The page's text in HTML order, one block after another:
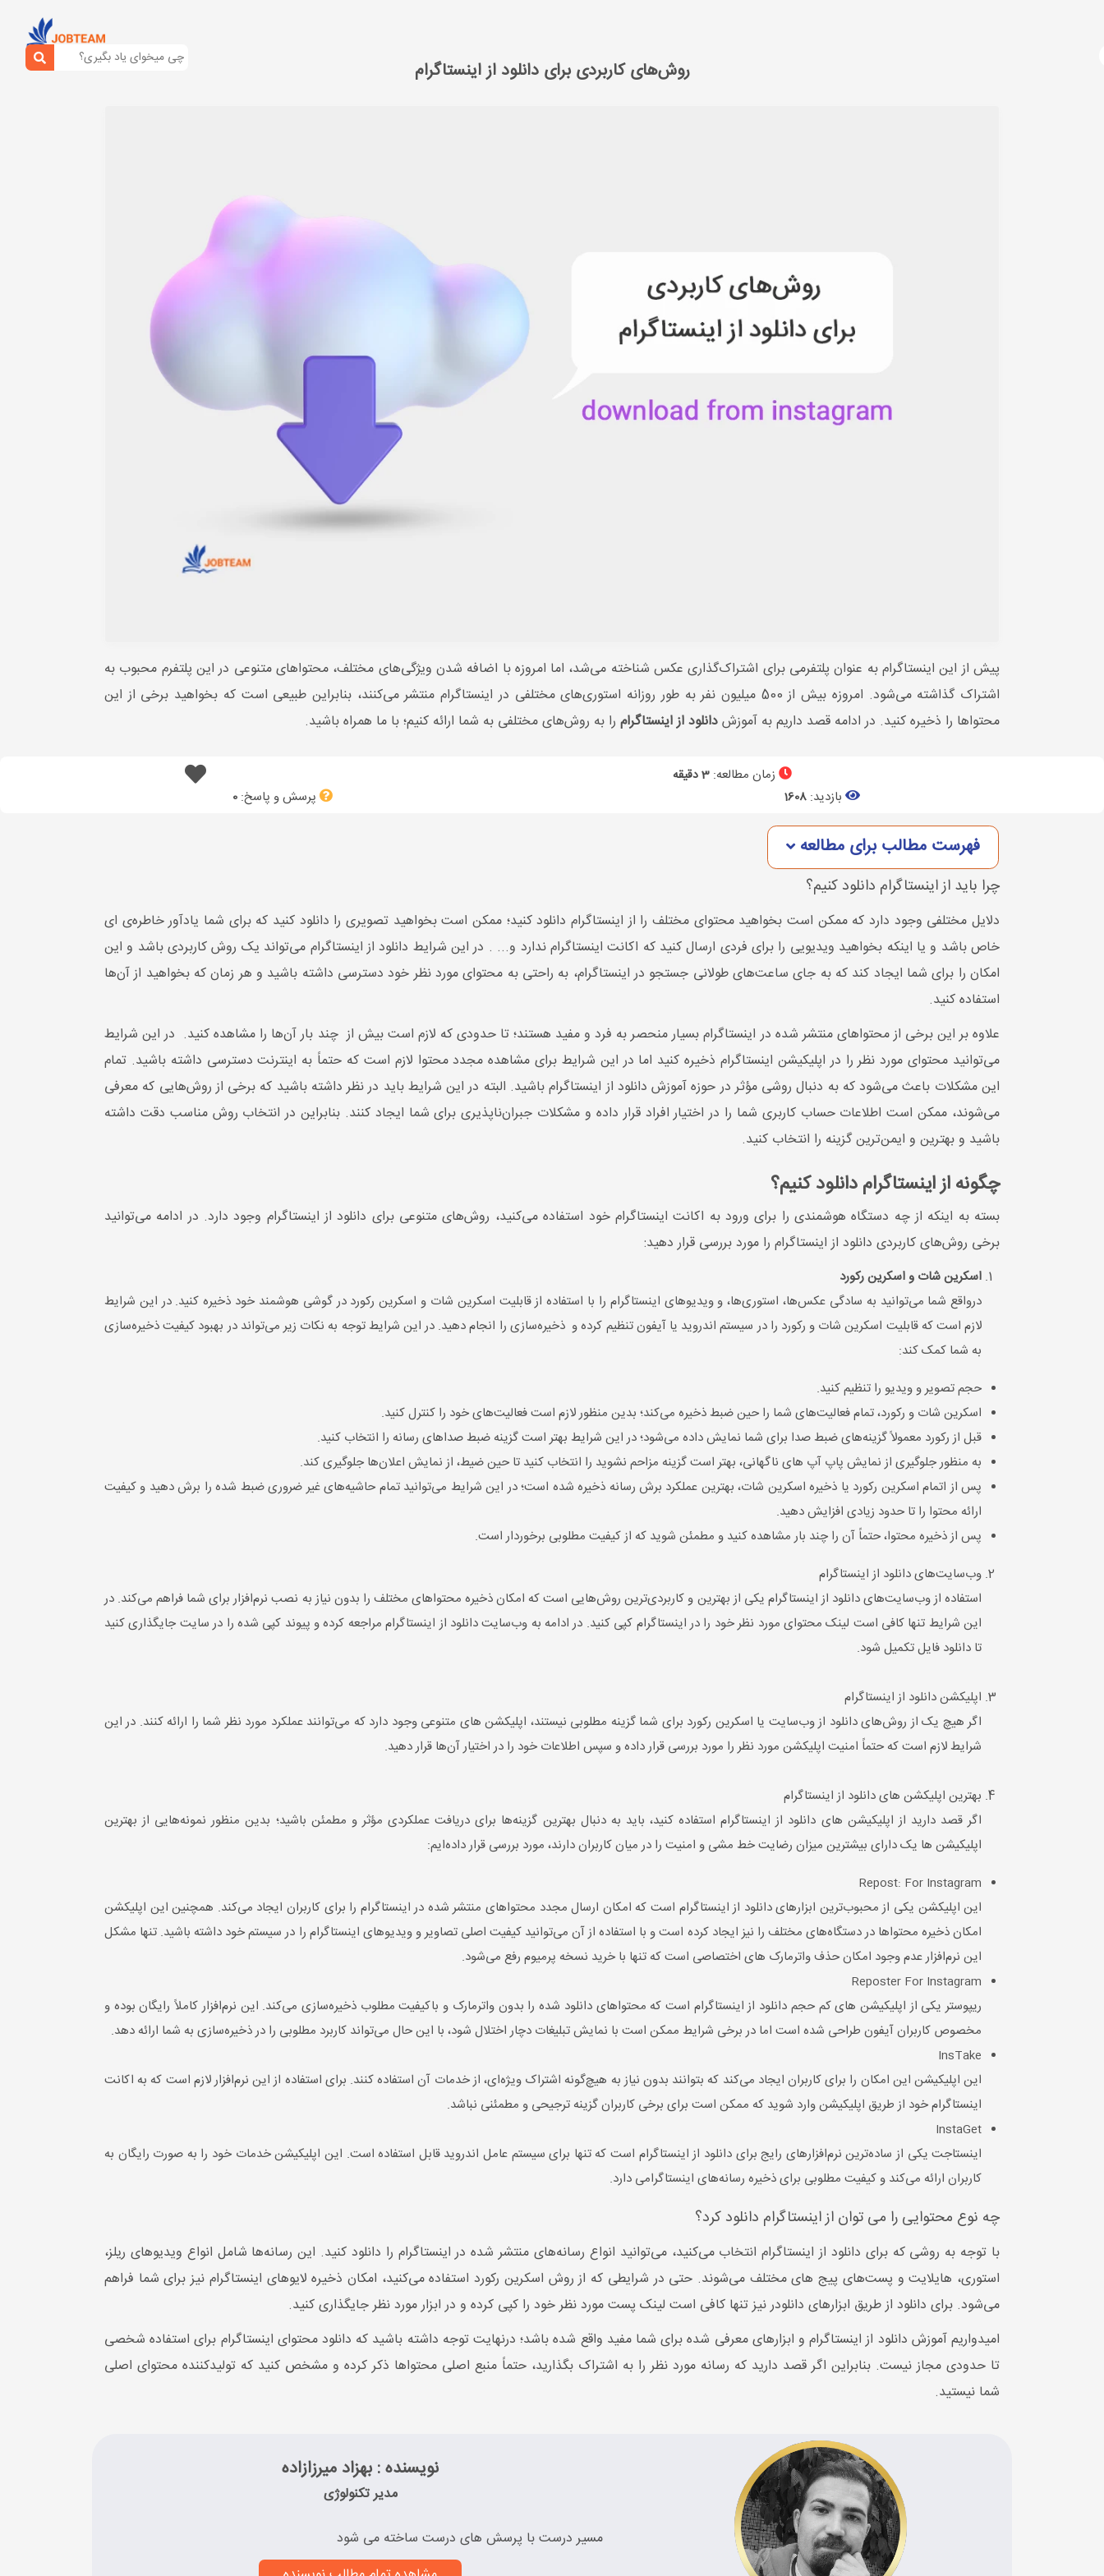
روش‌های کاربردی برای دانلود از اینستاگرام
پیش از این اینستاگرام به عنوان پلتفرمی برای اشتراک‌گذاری عکس شناخته می‌شد، اما امروزه با اضافه شدن ویژگی‌های مختلف، محتواهای متنوعی در این پلتفرم محبوب به
اشتراک گذاشته می‌شود. امروزه بیش از 500 میلیون نفر به طور روزانه استوری‌های مختلفی در اینستاگرام منتشر می‌کنند، بنابراین طبیعی است که بخواهید برخی از این
محتواها را ذخیره کنید. در ادامه قصد داریم به آموزشدانلود از اینستاگرام را به روش‌های مختلفی به شما ارائه کنیم؛ با ما همراه باشید.
زمان مطالعه:3 دقیقه
بازدید: 1608 پرسش و پاسخ:0
فهرست مطالب برای مطالعه
چرا باید از اینستاگرام دانلود کنیم؟
دلایل مختلفی وجود دارد که ممکن است بخواهید محتوای مختلف را از اینستاگرام دانلود کنید؛ ممکن است بخواهید تصویری را دانلود کنید که برای شما یادآور خاطره‌ی ای
خاص باشد و یا اینکه بخواهید ویدیویی را برای فردی ارسال کنید که اکانت اینستاگرام ندارد و... . در این شرایط دانلود از اینستاگرام می‌تواند یک روش کاربردی باشد و این
امکان را برای شما ایجاد کند که به جای ساعت‌های طولانی جستجو در اینستاگرام، به راحتی به محتوای مورد نظر خود دسترسی داشته باشید و هر زمان که بخواهید از آن‌ها
استفاده کنید.
علاوه بر این برخی از محتواهای منتشر شده در اینستاگرام بسیار منحصر به فرد و مفید هستند؛ تا حدودی که لازم است بیش از چند بار آن‌ها را مشاهده کنید. در این شرایط
می‌توانید محتوای مورد نظر را در اپلیکیشن اینستاگرام ذخیره کنید اما در این شرایط برای مشاهده مجدد محتوا لازم است که حتماً به اینترنت دسترسی داشته باشید. تمام
این مشکلات باعث می‌شود که به دنبال روشی مؤثر در حوزه آموزش دانلود از اینستاگرام باشید. البته در این شرایط باید در نظر داشته باشید که برخی از روش‌هایی که معرفی
می‌شوند، ممکن است اطلاعات حساب کاربری شما را در اختیار افراد قرار داده و مشکلات جبران‌ناپذیری برای شما ایجاد کنند. بنابراین در انتخاب روش مناسب دقت داشته
باشید و بهترین و ایمن‌ترین گزینه را انتخاب کنید.
چگونه از اینستاگرام دانلود کنیم؟
بسته به اینکه از چه دستگاه هوشمندی را برای ورود به اکانت اینستاگرام خود استفاده می‌کنید، روش‌های متنوعی برای دانلود از اینستاگرام وجود دارد. در ادامه می‌توانید
برخی روش‌های کاربردی دانلود از اینستاگرام را مورد بررسی قرار دهید:
اسکرین شات و اسکرین رکورد
درواقع شما می‌توانید به سادگی عکس‌ها، استوری‌ها، و ویدیوهای اینستاگرام را با استفاده از قابلیت اسکرین شات و اسکرین رکورد در گوشی هوشمند خود ذخیره کنید. در این شرایط
لازم است که قابلیت اسکرین شات و رکورد را در سیستم اندروید یا آیفون تنظیم کرده و ذخیره‌سازی را انجام دهید. در این شرایط توجه به نکات زیر می‌تواند در بهبود کیفیت ذخیره‌سازی
به شما کمک کند:
​حجم تصویر و ویدیو را تنظیم کنید.
اسکرین شات و رکورد، تمام فعالیت‌های شما را حین ضبط ذخیره می‌کند؛ بدین منظور لازم است فعالیت‌های خود را کنترل کنید.
قبل از رکورد معمولاً گزینه‌های ضبط صدا برای شما نمایش داده می‌شود؛ در این شرایط بهتر است گزینه ضبط صداهای رسانه را انتخاب کنید.
به منظور جلوگیری از نمایش پاپ آپ های ناگهانی، بهتر است گزینه مزاحم نشوید را انتخاب کنید تا حین ضیط، از نمایش اعلان‌ها جلوگیری کند.
پس از اتمام اسکرین رکورد یا ذخیره اسکرین شات، بهترین عملکرد برش رسانه ذخیره شده است؛ در این شرایط می‌توانید تمام حاشیه‌های غیر ضروری ضبط شده را برش دهید و کیفیت
ارائه محتوا را تا حدود زیادی افزایش دهید.
پس از ذخیره محتوا، حتماً آن را چند بار مشاهده کنید و مطمئن شوید که از کیفیت مطلوبی برخوردار است.
وب‌سایت‌های دانلود از اینستاگرام
استفاده از وب‌سایت‌های دانلود از اینستاگرام یکی از بهترین و کاربردی‌ترین روش‌هایی است که امکان ذخیره محتواهای مختلف را بدون نیاز به نصب نرم‌افزار برای شما فراهم می‌کند. در
این شرایط تنها کافی است لینک محتوای مورد نظر خود را در اینستاگرام کپی کنید. در ادامه به وب‌سایت دانلود از اینستاگرام مراجعه کرده و پیوند کپی شده را در سایت جایگذاری کنید
تا دانلود فایل تکمیل شود.
اپلیکشن دانلود از اینستاگرام
اگر هیچ یک از روش‌های دانلود از وب‌سایت یا اسکرین رکورد برای شما گزینه مطلوبی نیستند، اپلیکشن های متنوعی وجود دارد که می‌توانند عملکرد مورد نظر شما را ارائه کنند. در این
شرایط لازم است که حتماً امنیت اپلیکشن مورد نظر را مورد بررسی قرار داده و سپس اطلاعات خود را در اختیار آن‌ها قرار دهید.
بهترین اپلیکشن های دانلود از اینستاگرام
اگر قصد دارید از اپلیکیشن های دانلود از اینستاگرام استفاده کنید، باید به دنبال بهترین گزینه‌ها برای دریافت عملکردی مؤثر و مطمئن باشید؛ بدین منظور نمونه‌هایی از بهترین
اپلیکیشن ها یک دارای بیشترین میزان رضایت خط مشی و امنیت را در میان کاربران دارند، مورد بررسی قرار داده‌ایم:
Repost: For Instagram
این اپلیکشن یکی از محبوب‌ترین ابزارهای دانلود از اینستاگرام است که امکان ارسال مجدد محتواهای منتشر شده در اینستاگرام را برای کاربران ایجاد می‌کند. همچنین این اپلیکشن
امکان ذخیره محتواها در دستگاه‌های مختلف را نیز ایجاد کرده است و با استفاده از آن می‌توانید کیفیت اصلی تصاویر و ویدیوهای اینستاگرام را در سیستم خود داشته باشید. تنها مشکل
این نرم‌افزار عدم وجود امکان حذف واترمارک های اختصاصی است که تنها با خرید نسخه پرمیوم رفع می‌شود.
Reposter For Instagram
ریپوستر یکی از اپلیکیشن های کم حجم دانلود از اینستاگرام است که محتواهای دانلود شده را بدون واترمارک و باکیفیت مطلوب ذخیره‌سازی می‌کند. این نرم‌افزار کاملاً رایگان بوده و
مخصوص کاربران آیفون طراحی شده است اما در برخی شرایط ممکن است با نمایش تبلیغات دچار اختلال شود، با این حال می‌تواند کاربرد مطلوبی را در ذخیره‌سازی به شما ارائه دهد.
InsTake
این اپلیکیشن این امکان را برای کاربران ایجاد می‌کند که بتوانند بدون نیاز به هیچ‌گونه اشتراک ویژه‌ای، از خدمات آن استفاده کنند. برای استفاده از این نرم‌افزار لازم است که به اکانت
اینستاگرام خود از طریق اپلیکیشن وارد شوید که ممکن است برای برخی کاربران گزینه ترجیحی و مطمئنی نباشد.
InstaGet
اینستاجت یکی از ساده‌ترین نرم‌افزارهای رایج برای دانلود از اینستاگرام است که تنها برای سیستم عامل اندروید قابل استفاده است. این اپلیکیشن خدمات خود را به صورت رایگان به
کاربران ارائه می‌کند و کیفیت مطلوبی برای ذخیره رسانه‌های اینستاگرامی دارد.
چه نوع محتوایی را می توان از اینستاگرام دانلود کرد؟
با توجه به روشی که برای دانلود از اینستاگرام انتخاب می‌کنید، می‌توانید انواع رسانه‌های منتشر شده در اینستاگرام را دانلود کنید. این رسانه‌ها شامل انواع ویدیوهای ریلز،
استوری، هایلایت و پست‌های پیج های مختلف می‌شوند. حتی در شرایطی که از روش اسکرین رکورد استفاده می‌کنید، امکان ذخیره لایوهای اینستاگرام نیز برای شما فراهم
می‌شود. برای دانلود از طریق ابزارهای دانلودر نیز تنها کافی است لینک پست مورد نظر خود را کپی کرده و در ابزار مورد نظر جایگذاری کنید.
امیدواریم آموزش دانلود از اینستاگرام و ابزارهای معرفی شده برای شما مفید واقع شده باشد؛ درنهایت توجه داشته باشید که دانلود محتوای اینستاگرام برای استفاده شخصی
تا حدودی مجاز نیست. بنابراین اگر قصد دارید که رسانه مورد نظر را به اشتراک بگذارید، حتماً منبع اصلی محتواها ذکر کرده و مشخص کنید که تولیدکننده محتوای اصلی
شما نیستید.
نویسنده : بهزاد میرزازاده
مدیر تکنولوژی
مسیر درست با پرسش های درست ساخته می شود